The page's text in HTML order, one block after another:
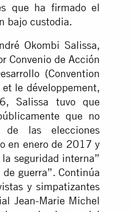
que ha firmado el
bajo custodia.
Okombi Salissa,
Convenio de Acción
(Convention
le développement,
Salissa tuvo que
que no
de las elecciones
en enero de 2017 y
seguridad interna”
guerra”. Continúa
y simpatizantes
Jean-Marie Michel